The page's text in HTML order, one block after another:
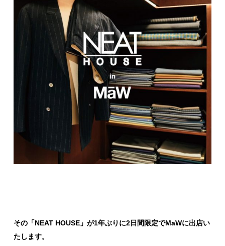
その「NEAT HOUSE」が1年ぶりに2日間限定でMaWに出店い
たします。